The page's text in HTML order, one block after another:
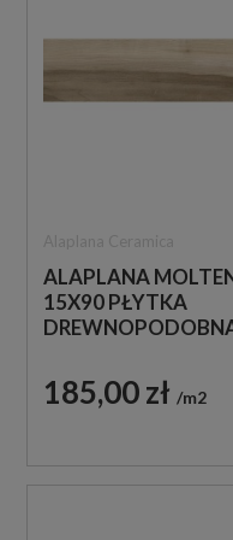
209,00 zł
125,00 zł m2
ALAPLANA
15X90 PŁYTKA
185,00 zł m2